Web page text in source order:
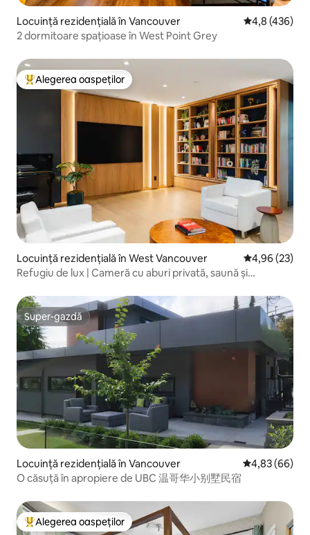
Locuință rezidențială în Vancouver Scor mediu
4,8 (436)
2 dormitoare spațioase în West Point Grey
Locuință din topul categoriei Alegerea oaspeților
Alegerea oaspeților
Locuință rezidențială în West Vancouver Scor mediu
4,96 (23)
Refugiu de lux | Cameră cu aburi privată, saună și
Super-gazdă
Super-gazdă
Locuință rezidențială în Vancouver Scor mediu
4,83 (66)
O căsuță în apropiere de UBC 温哥华小别墅民宿
Locuință din topul categoriei Alegerea oaspeților
Alegerea oaspeților